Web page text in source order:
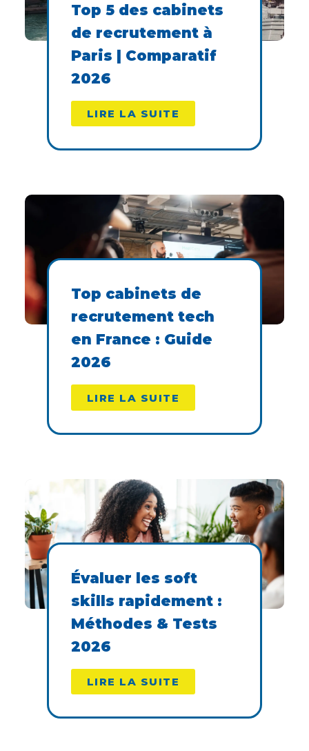
Top 5 des cabinets
de recrutement à
Paris | Comparatif
2026
LIRE LA SUITE
Top cabinets de
recrutement tech
en France : Guide
2026
LIRE LA SUITE
Évaluer les soft
skills rapidement :
Méthodes & Tests
2026
LIRE LA SUITE